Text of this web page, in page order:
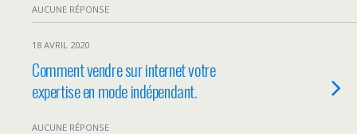
AUCUNE RÉPONSE
18 AVRIL 2020
Comment vendre sur internet votre
expertise en mode indépendant.
AUCUNE RÉPONSE